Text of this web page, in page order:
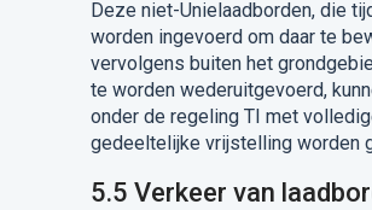
Deze niet-Unielaadborden, die
worden ingevoerd om daar te
vervolgens buiten het
te worden wederuitgevoerd,
onder de regeling TI met
gedeeltelijke vrijstelling worden
5.5 Verkeer van